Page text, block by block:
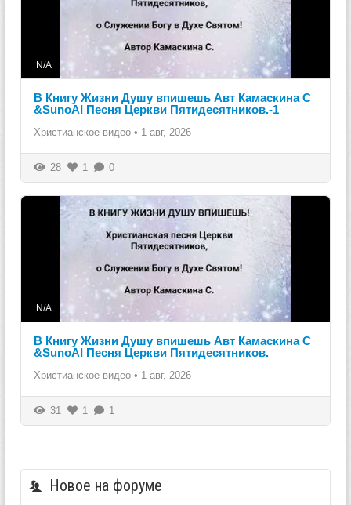
N/A
В Книгу Жизни Душу впишешь Авт Камаскина С
&SunoAI Песня Церкви Пятидесятников.-1
Христианское видео • 1 авг, 2026
28 1 0
N/A
В Книгу Жизни Душу впишешь Авт Камаскина С
&SunoAI Песня Церкви Пятидесятников.
Христианское видео • 1 авг, 2026
31 1 1
Новое на форуме